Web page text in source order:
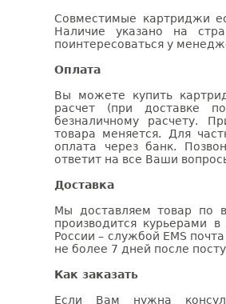
Совместимые картриджи
Наличие указано на
поинтересоваться у
Оплата
Вы можете купить
расчет (при доставке
безналичному расчету.
товара меняется. Для
оплата через банк.
ответит на все Ваши
Доставка
Мы доставляем товар по
производится курьерами
России – службой EMS
не более 7 дней после
Как заказать
Если Вам нужна